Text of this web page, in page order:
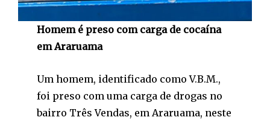
Homem é preso com carga de cocaína
em Araruama
Um homem, identificado como V.B.M.,
foi preso com uma carga de drogas no
bairro Três Vendas, em Araruama, neste